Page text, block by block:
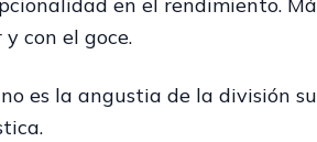
en el rendimiento.
con el goce.
es la angustia de la división